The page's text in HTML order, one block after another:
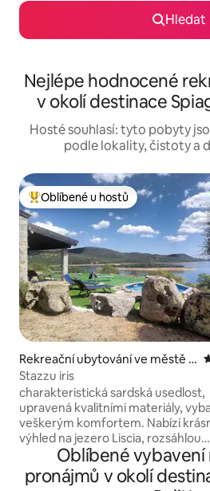
Hledat
Nejlépe hodnocené
v okolí destinace
Hosté souhlasí: tyto pobyty
podle lokality, čistoty a
Nejlepší v kategorii Oblíbené u
Oblíbené u hostů
Rekreační ubytování ve městě L
uras
Stazzu iris
charakteristická sardská usedlost,
upravená kvalitními materiály,
veškerým komfortem. Nabízí
výhled na jezero Liscia, rozsáhlou
zelenou plochu pro strávení dnů v
relaxaci. Ideální pro ty, kteří se
rybolovu, sportům, jako je
Oblíbené
pronájmů v okolí